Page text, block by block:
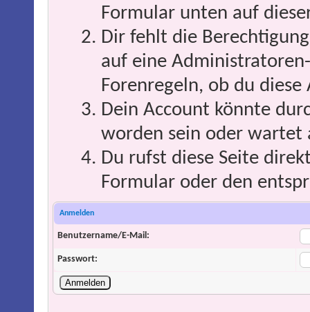
Formular unten auf
Dir fehlt die
auf eine
Forenregeln, ob du
Dein Account könnte
worden sein oder wartet
Du rufst diese Seite
Formular oder den
Anmelden
Benutzername/E-Mail:
Passwort: